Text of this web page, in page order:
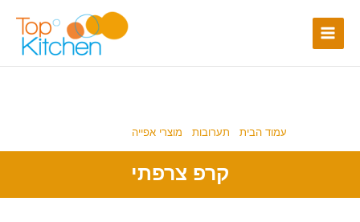
עמוד הבית תערובות מוצרי אפייה
קרפ צרפתי